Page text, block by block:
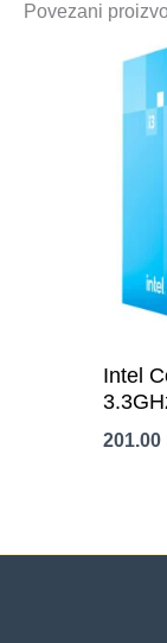
Povezani
Intel
201.00